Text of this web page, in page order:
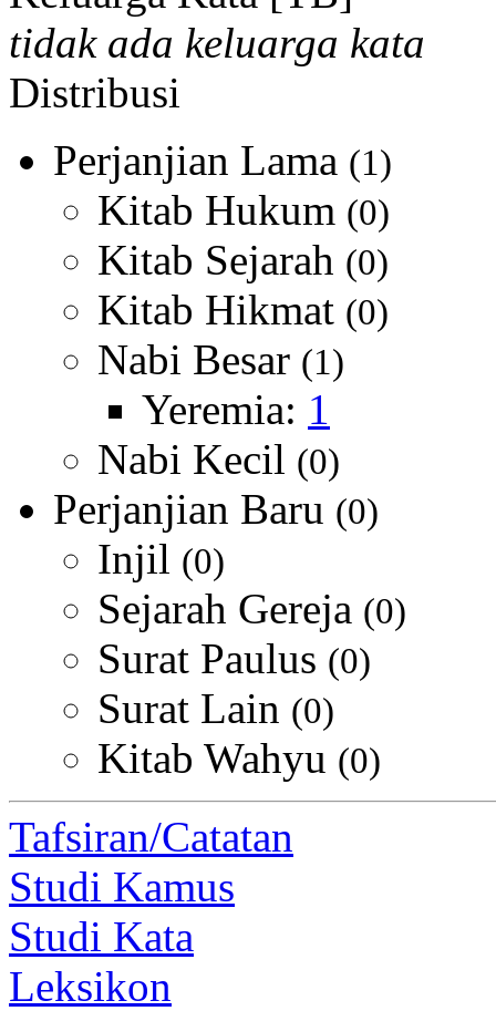
tidak ada keluarga kata
Distribusi
Perjanjian Lama (1)
Kitab Hukum (0)
Kitab Sejarah (0)
Kitab Hikmat (0)
Nabi Besar (1)
Yeremia: 1
Nabi Kecil (0)
Perjanjian Baru (0)
Injil (0)
Sejarah Gereja (0)
Surat Paulus (0)
Surat Lain (0)
Kitab Wahyu (0)
Tafsiran/Catatan
Studi Kamus
Studi Kata
Leksikon